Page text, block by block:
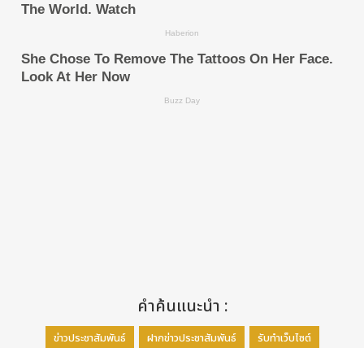
คำค้นแนะนำ :
ข่าวประชาสัมพันธ์ ฝากข่าวประชาสัมพันธ์
รับทำเว็บไซต์